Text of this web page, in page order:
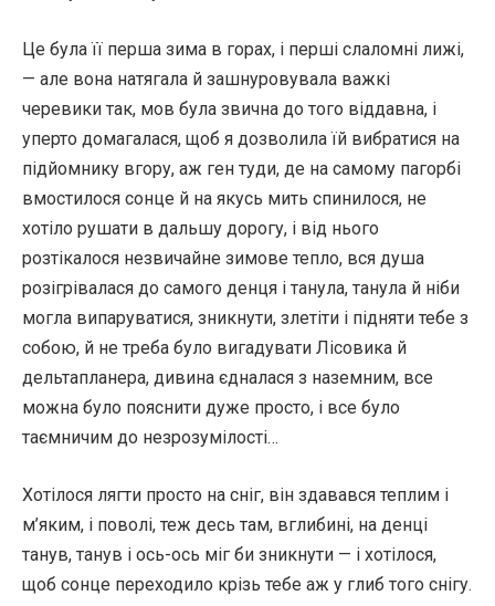
Це була її перша зима в горах, і перші слаломні лижі,
— але вона натягала й зашнуровувала важкі
черевики так, мов була звична до того віддавна, і
уперто домагалася, щоб я дозволила їй вибратися на
підйомнику вгору, аж ген туди, де на самому пагорбі
вмостилося сонце й на якусь мить спинилося, не
хотіло рушати в дальшу дорогу, і від нього
розтікалося незвичайне зимове тепло, вся душа
розігрівалася до самого денця і танула, танула й ніби
могла випаруватися, зникнути, злетіти і підняти тебе з
собою, й не треба було вигадувати Лісовика й
дельтапланера, дивина єдналася з наземним, все
можна було пояснити дуже просто, і все було
таємничим до незрозумілості…
Хотілося лягти просто на сніг, він здавався теплим і
м’яким, і поволі, теж десь там, вглибині, на денці
танув, танув і ось-ось міг би зникнути — і хотілося,
щоб сонце переходило крізь тебе аж у глиб того снігу.